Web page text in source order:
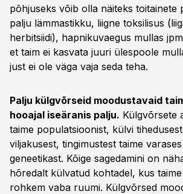
põhjuseks võib olla näiteks toitainete
palju lämmastikku, liigne toksilisus
herbitsiidi), hapnikuvaegus mullas
et taim ei kasvata juuri ülespoole
just ei ole väga vaja seda teha.
Palju külgvõrseid moodustavaid
hooajal iseäranis palju. Külgvõrsete
taime populatsioonist, külvi
viljakusest, tingimustest taime
geneetikast. Kõige sagedamini on
hõredalt külvatud kohtadel, kus
rohkem vaba ruumi. Külgvõrsed